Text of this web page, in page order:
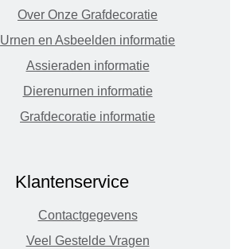
Over Onze Grafdecoratie
Urnen en Asbeelden informatie
Assieraden informatie
Dierenurnen informatie
Grafdecoratie informatie
Klantenservice
Contactgegevens
Veel Gestelde Vragen